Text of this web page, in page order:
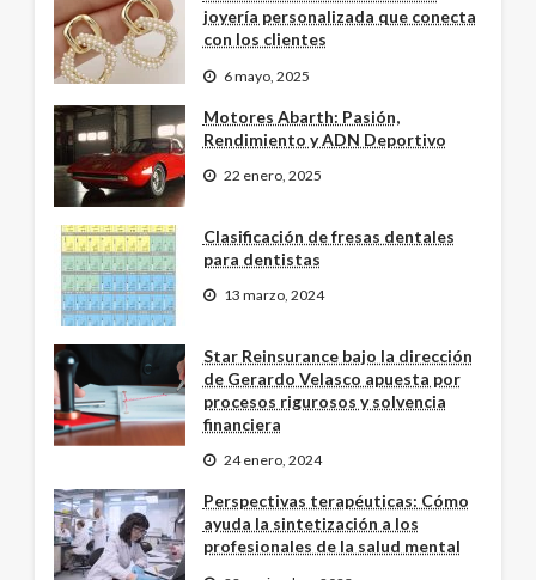
joyería personalizada que conecta
con los clientes
6 mayo, 2025
Motores Abarth: Pasión,
Rendimiento y ADN Deportivo
22 enero, 2025
Clasificación de fresas dentales
para dentistas
13 marzo, 2024
Star Reinsurance bajo la dirección
de Gerardo Velasco apuesta por
procesos rigurosos y solvencia
financiera
24 enero, 2024
Perspectivas terapéuticas: Cómo
ayuda la sintetización a los
profesionales de la salud mental